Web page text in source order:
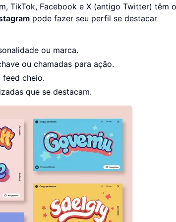
TikTok, Facebook e X (antigo Twitter) têm
pode fazer seu perfil se destacar
ou marca.
ou chamadas para ação.
feed cheio.
que se destacam.